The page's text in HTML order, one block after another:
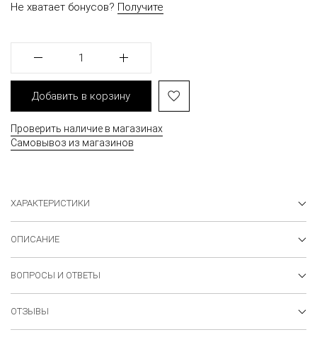
Не хватает бонусов? Получите
1
Добавить в корзину
Проверить наличие в магазинах
Самовывоз из магазинов
ХАРАКТЕРИСТИКИ
ОПИСАНИЕ
ВОПРОСЫ И ОТВЕТЫ
ОТЗЫВЫ